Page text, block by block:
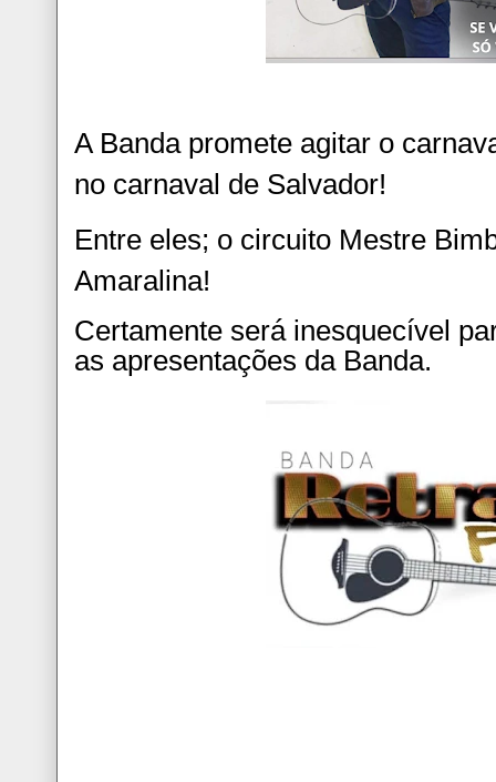
A Banda promete agitar o
no carnaval de Salvador!
Entre eles; o circuito Mestre
Amaralina!
Certamente será inesquecível
as apresentações da Banda.